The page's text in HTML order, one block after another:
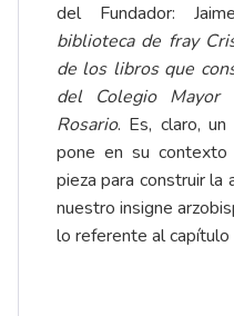
del Fundador:
biblioteca de fray
de los libros que
del Colegio Mayor
Rosario. Es, claro,
pone en su contexto
pieza para construir la
nuestro insigne
lo referente al capítulo